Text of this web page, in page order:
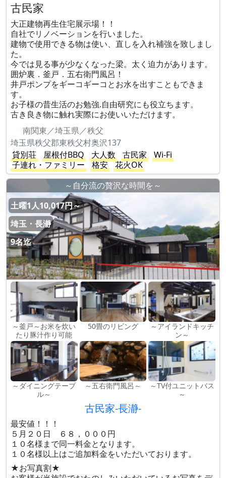
古民家
大正建物再生住宅展示場！！
自社でリノベーションを行いました。
建物で使用できる物は使い、直しを入れ補強を致しまし
た。
今では見る事が少なくなった梁。太く迫力があります。
囲炉裏．釜戸．五右衛門風呂！
井戸ポンプをギーコギーコとお水を出すこともできま
す。
お子様の昔生活のお勉強.自由研究にも役立ちます。
古き良き物に触れ実際にお使いいただけます。
南関東／埼玉県／秩父
埼玉県秩父郡東秩父村奥沢137
貸別荘
屋根付BBQ 大人数 古民家
Wi-Fi
子連れ・ファミリー
格安
花火OK
～自分流の贅沢な時間を～
土曜1人10,017円～
埼玉・長瀞
9名迄
～釜戸～お米を炊い
たり豚汁作り可能
50畳のリビング
～アイランドキッチ
ン～
～ダイニングテーブ
ル～
～五右衛門風呂～
～TV付ユニットバス
～
古民家-長瀞-
最安値！！！
５月２０日 ６８，０００円
１０名様まで同一料金となります。
１０名様以上はご追加料金をいただいております。
★お写真割★